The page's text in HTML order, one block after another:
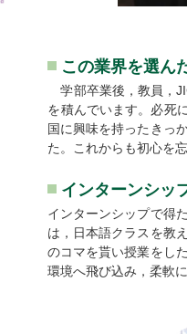
この業界を選ん
学部卒業後，教員，
を積んでいます。必死
国に興味を持ったきっ
た。これからも初心を
インターンシッ
インターンシップで得
は，日本語クラスを教
のコマを貰い授業をし
環境へ飛び込み，柔軟